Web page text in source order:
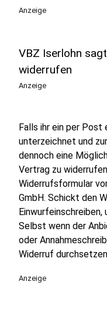
Anzeige
VBZ Iserlohn
widerrufen
Anzeige
Falls ihr ein per
unterzeichnet und
dennoch eine
Vertrag zu
Widerrufsformular
GmbH. Schickt den
Einwurfeinschreiben,
Selbst wenn der
oder
Widerruf
Anzeige